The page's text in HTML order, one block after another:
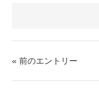
« 前のエントリー